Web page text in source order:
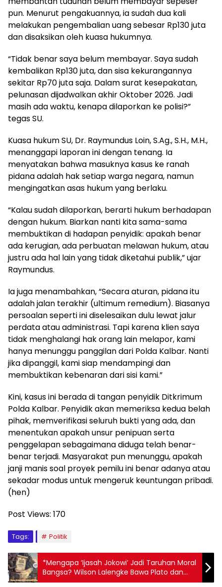
pun. Menurut pengakuannya, ia sudah dua kali
melakukan pengembalian uang sebesar Rp130 juta
dan disaksikan oleh kuasa hukumnya.
“Tidak benar saya belum membayar. Saya sudah
kembalikan Rp130 juta, dan sisa kekurangannya
sekitar Rp70 juta saja. Dalam surat kesepakatan,
pelunasan dijadwalkan akhir Oktober 2026. Jadi
masih ada waktu, kenapa dilaporkan ke polisi?”
tegas SU.
Kuasa hukum SU, Dr. Raymundus Loin, S.Ag., S.H., M.H.,
menanggapi laporan ini dengan tenang. Ia
menyatakan bahwa masuknya kasus ke ranah
pidana adalah hak setiap warga negara, namun
mengingatkan asas hukum yang berlaku.
“Kalau sudah dilaporkan, berarti hukum berhadapan
dengan hukum. Biarkan nanti kita sama-sama
membuktikan di hadapan penyidik: apakah benar
ada kerugian, ada perbuatan melawan hukum, atau
justru ada hal lain yang tidak diketahui publik,” ujar
Raymundus.
Ia juga menambahkan, “Secara aturan, pidana itu
adalah jalan terakhir (ultimum remedium). Biasanya
persoalan seperti ini diselesaikan dulu lewat jalur
perdata atau administrasi. Tapi karena klien saya
tidak menghalangi hak orang lain melapor, kami
hanya menunggu panggilan dari Polda Kalbar. Nanti
jika dipanggil, kami siap mendampingi dan
membuktikan kebenaran dari sisi kami.”
Kini, kasus ini berada di tangan penyidik Ditkrimum
Polda Kalbar. Penyidik akan memeriksa kedua belah
pihak, memverifikasi seluruh bukti yang ada, dan
menentukan apakah unsur penipuan serta
penggelapan sebagaimana diduga telah benar-
benar terjadi. Masyarakat pun menunggu, apakah
janji manis soal proyek pemilu ini benar adanya atau
sekadar modus untuk mengeruk keuntungan pribadi.
(hen)
Post Views: 170
Tags: Politik
*Mengapa ‘Ijasah Jokowi’ Jadi Taruhan Moral
Bangsa? Wilson Lalengke Bawa Plato dan
Kant untuk Uji Kejujuran Indonesia*